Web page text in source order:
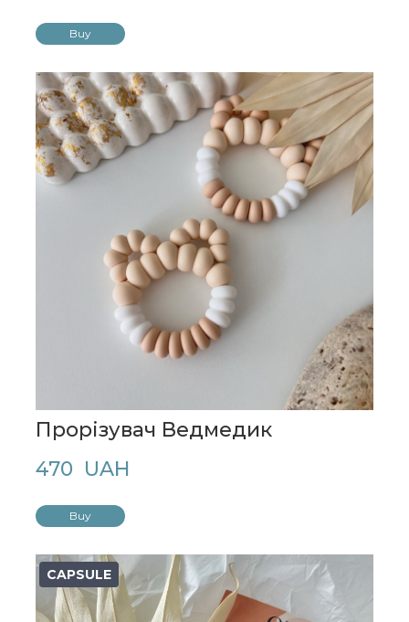
Buy
Прорізувач Ведмедик
470  UAH
Buy
CAPSULE